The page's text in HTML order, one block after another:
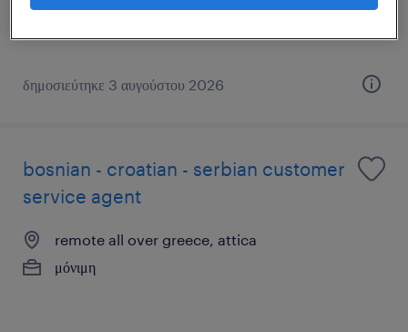
δημοσιεύτηκε 3 αυγούστου 2026
bosnian - croatian - serbian customer
service agent
remote all over greece, attica
μόνιμη